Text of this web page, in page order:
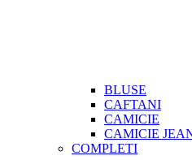
BLUSE
CAFTANI
CAMICIE
CAMICIE
COMPLETI